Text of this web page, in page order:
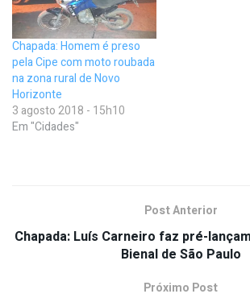
Chapada: Homem é preso
pela Cipe com moto roubada
na zona rural de Novo
Horizonte
3 agosto 2018 - 15h10
Em "Cidades"
Post Anterior
Chapada: Luís Carneiro faz pré-
Bienal de São Paulo
Próximo Post